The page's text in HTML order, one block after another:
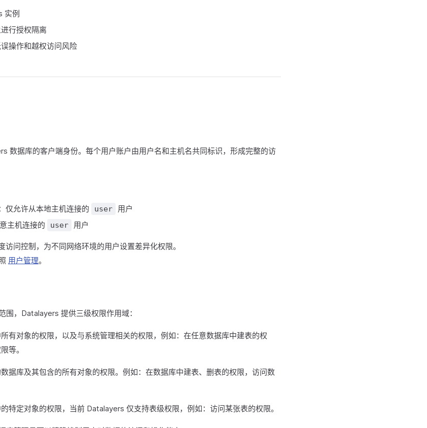
实例
行授权隔离
操作和越权访问风险
数据库的客户端身份。每个用户账户由用户名和主机名共同标识，形成完整的访
仅允许从本地主机连接的 user 用户
主机连接的 user 用户
问控制，为不同网络环境的用户设置差异化权限。
用户管理。
围，Datalayers 提供三级权限作用域：
有对象的权限，以及与系统管理相关的权限，例如：在任意数据库中建表的权
等。
据库及其包含的所有对象的权限。例如：在数据库中建表、删表的权限，访问数
特定对象的权限，当前 Datalayers 仅支持表级权限，例如：访问某张表的权限。